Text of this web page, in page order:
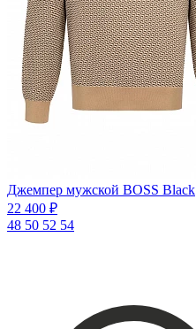
Джемпер мужской BOSS Black
22 400 ₽
48 50 52 54